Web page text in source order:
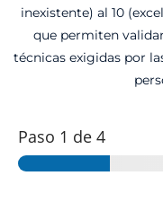
inexistente) al 10
que permiten
técnicas exigidas por
Paso 1 de 4